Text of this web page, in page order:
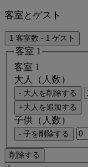
客室とゲスト
1 客室数 - 1 ゲスト
客室 1
客室 1
大人（人数）
- 大人を削除する
+大人を追加する
子供（人数）
- 子を削除する
削除する